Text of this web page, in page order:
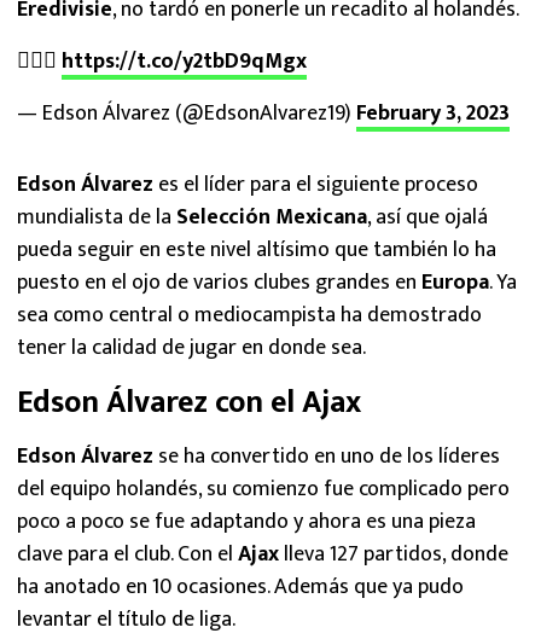
Eredivisie, no tardó en ponerle un recadito al holandés.
🧏🏻‍♂️ https://t.co/y2tbD9qMgx
— Edson Álvarez (@EdsonAlvarez19) February 3, 2023
Edson Álvarez es el líder para el siguiente proceso
mundialista de la Selección Mexicana, así que ojalá
pueda seguir en este nivel altísimo que también lo ha
puesto en el ojo de varios clubes grandes en Europa. Ya
sea como central o mediocampista ha demostrado
tener la calidad de jugar en donde sea.
Edson Álvarez con el Ajax
Edson Álvarez se ha convertido en uno de los líderes
del equipo holandés, su comienzo fue complicado pero
poco a poco se fue adaptando y ahora es una pieza
clave para el club. Con elAjaxlleva 127 partidos, donde
ha anotado en 10 ocasiones. Además que ya pudo
levantar el título de liga.